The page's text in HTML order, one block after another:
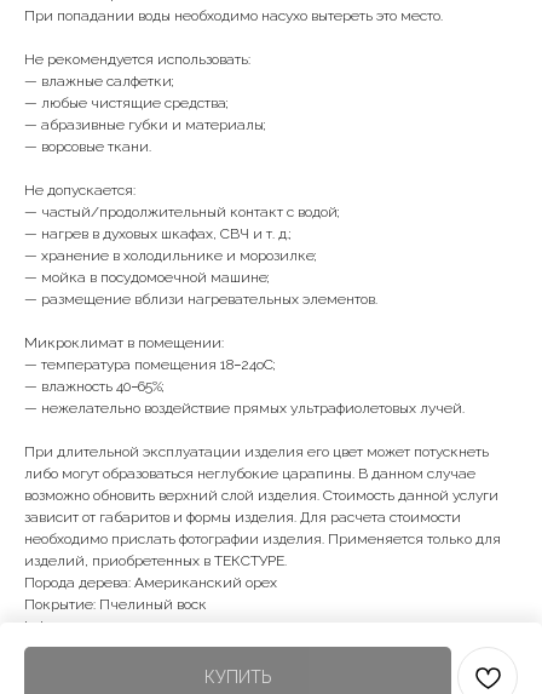
КУПИТЬ
При попадании воды необходимо насухо вытереть это место.
Не рекомендуется использовать:
— влажные салфетки;
— любые чистящие средства;
— абразивные губки и материалы;
— ворсовые ткани.
Не допускается:
— частый/продолжительный контакт с водой;
— нагрев в духовых шкафах, СВЧ и т. д.;
— хранение в холодильнике и морозилке;
— мойка в посудомоечной машине;
— размещение вблизи нагревательных элементов.
Микроклимат в помещении:
— температура помещения 18−24оС;
— влажность 40−65%;
— нежелательно воздействие прямых ультрафиолетовых лучей.
При длительной эксплуатации изделия его цвет может потускнеть
либо могут образоваться неглубокие царапины. В данном случае
возможно обновить верхний слой изделия. Стоимость данной услуги
зависит от габаритов и формы изделия. Для расчета стоимости
необходимо прислать фотографии изделия. Применяется только для
изделий, приобретенных в ТЕКСТУРЕ.
Порода дерева: Американский орех
Покрытие: Пчелиный воск
lwh: 270x270x45 mm
Weight: 600 g